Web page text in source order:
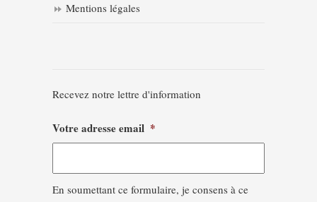
Mentions légales
Recevez notre lettre d'information
Votre adresse email *
En soumettant ce formulaire, je consens à ce